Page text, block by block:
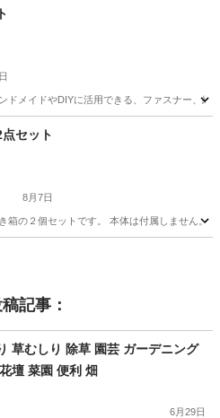
の他
ドメイドやDIYに活用できる、ファスナー、
の他セット
8月7日
箱の２個セットです。 本体は付属しません。
記事：
草むしり 除草 園芸 ガーデニング
壇 菜園 便利 畑
6月29日